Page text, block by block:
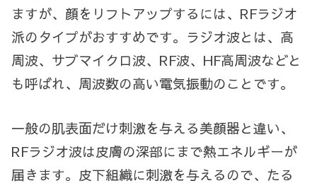
ますが、顔をリフトアップするには、RFラジオ
派のタイプがおすすめです。 ラジオ波とは、高
周波、サブマイクロ波、RF波、HF高周波などと
も呼ばれ、周波数の高い電気振動のことです。
一般の肌表面だけ刺激を与える美顔器と違い、
RFラジオ波は皮膚の深部にまで熱エネルギーが
届きます。皮下組織に刺激を与えるので、たる